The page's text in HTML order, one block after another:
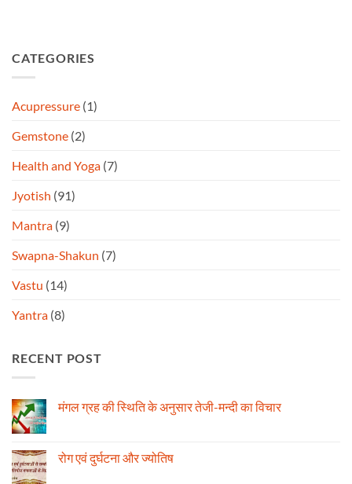
CATEGORIES
Acupressure (1)
Gemstone (2)
Health and Yoga (7)
Jyotish (91)
Mantra (9)
Swapna-Shakun (7)
Vastu (14)
Yantra (8)
RECENT POST
मंगल ग्रह की स्थिति के अनुसार तेजी-मन्दी का विचार
मंगल
ग्रह
रोग एवं दुर्घटना और ज्योतिष